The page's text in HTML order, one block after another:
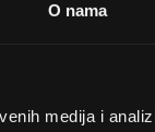
O nama
medija iNAČINI